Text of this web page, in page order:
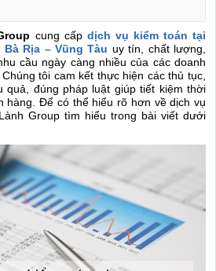
cung cấp dịch vụ kiểm toán tại
Rịa – Vũng Tàu uy tín, chất lượng,
cầu ngày càng nhiều của các doanh
tôi cam kết thực hiện các thủ tục,
quả, đúng pháp luật giúp tiết kiệm thời
hàng. Để có thể hiểu rõ hơn về dịch vụ
Group tìm hiểu trong bài viết dưới